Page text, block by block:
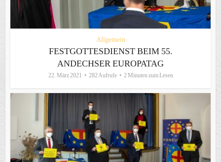
Allgemein
FESTGOTTESDIENST BEIM 55.
ANDECHSER EUROPATAG
22. März 2021 282 Aufrufe 2 Minuten zum Lesen